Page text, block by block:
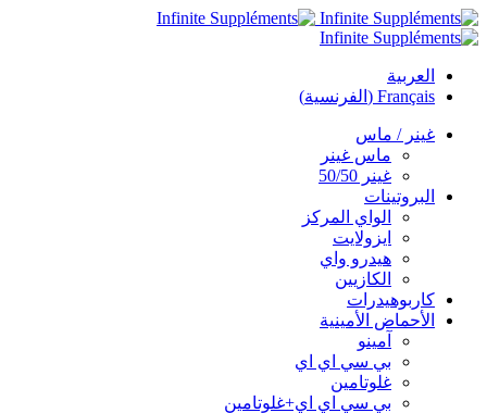
العربية
Français
( الفرنسية)
غينر / ماس
ماس غينر
غينر 50/50
البروتينات
الواي المركز
ايزولايت
هيدرو واي
الكازيين
كاربوهيدرات
الأحماض الأمينية
آمينو
بي سي اي اي
غلوتامين
بي سي اي اي+غلوتامين